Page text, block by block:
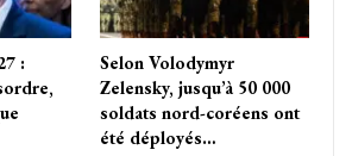
:
Selon Volodymyr
Zelensky, jusqu’à 50 000
soldats nord-coréens ont
été déployés…